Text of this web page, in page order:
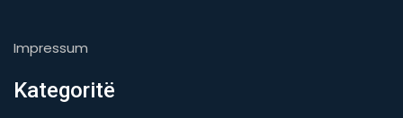
Impressum
Kategoritë